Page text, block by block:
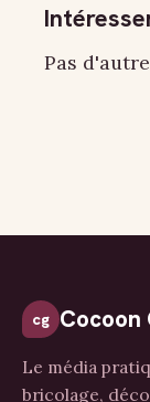
Pas
cg Cocoon
Le média
bricolage,